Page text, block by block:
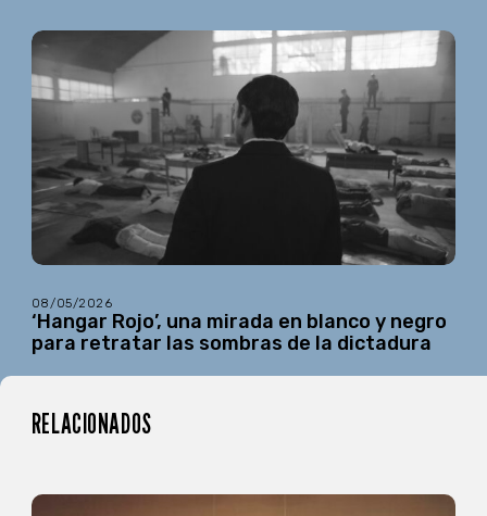
08/05/2026
‘Hangar Rojo’, una mirada en blanco y negro
para retratar las sombras de la dictadura
RELACIONADOS